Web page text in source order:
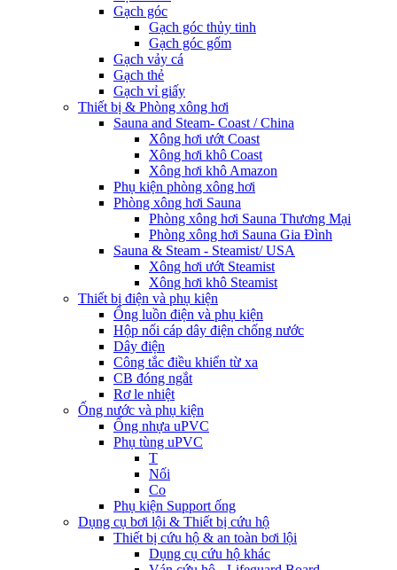
Gạch góc
Gạch góc thủy tinh
Gạch góc gốm
Gạch vảy cá
Gạch thẻ
Gạch vỉ giấy
Thiết bị & Phòng xông hơi
Sauna and Steam- Coast / China
Xông hơi ướt Coast
Xông hơi khô Coast
Xông hơi khô Amazon
Phụ kiện phòng xông hơi
Phòng xông hơi Sauna
Phòng xông hơi Sauna Thương Mại
Phòng xông hơi Sauna Gia Đình
Sauna & Steam - Steamist/ USA
Xông hơi ướt Steamist
Xông hơi khô Steamist
Thiết bị điện và phụ kiện
Ống luồn điện và phụ kiện
Hộp nối cáp dây điện chống nước
Dây điện
Công tắc điều khiển từ xa
CB đóng ngắt
Rơ le nhiệt
Ống nước và phụ kiện
Ống nhựa uPVC
Phụ tùng uPVC
T
Nối
Co
Phụ kiện Support ống
Dụng cụ bơi lội & Thiết bị cứu hộ
Thiết bị cứu hộ & an toàn bơi lội
Dụng cụ cứu hộ khác